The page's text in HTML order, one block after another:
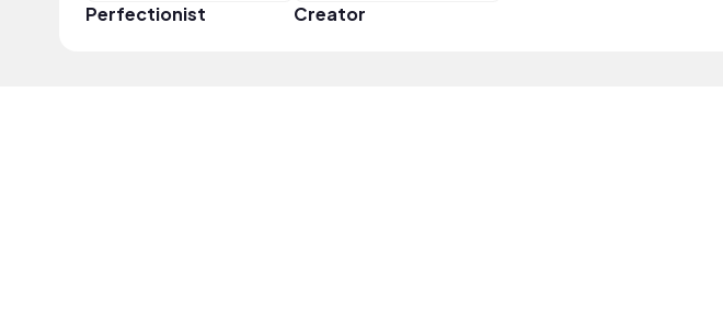
Perfectionist Creator